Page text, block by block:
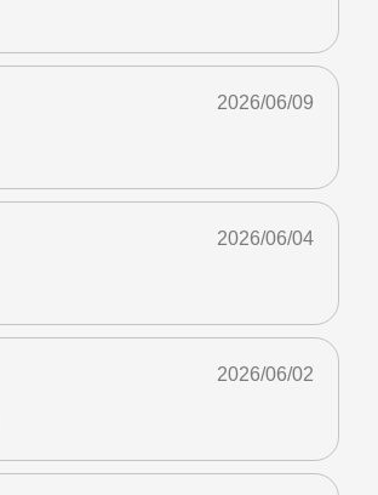
2026/06/09
2026/06/04
2026/06/02